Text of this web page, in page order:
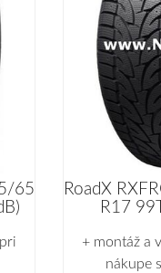
65
RoadX
R17
+ montáž a
nákupe